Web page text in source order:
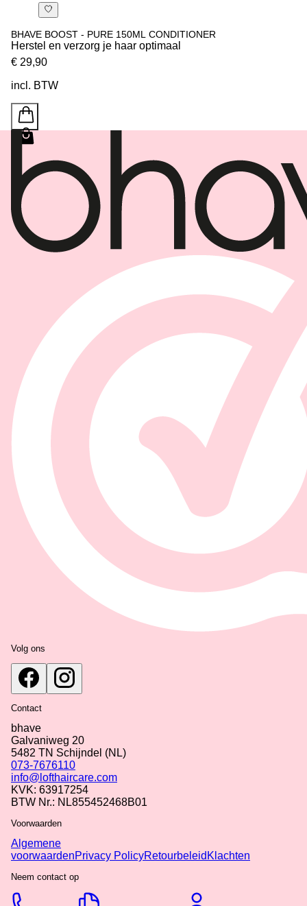
BHAVE BOOST - PURE 150ML CONDITIONER
Herstel en verzorg je haar optimaal
€ 29,90
incl. BTW
Volg ons
Contact
bhave
Galvaniweg 20
5482 TN Schijndel (NL)
073-7676110
info@lofthaircare.com
KVK: 63917254
BTW Nr.: NL855452468B01
Voorwaarden
Algemene
voorwaardenPrivacy PolicyRetourbeleid Klachten
Neem contact op